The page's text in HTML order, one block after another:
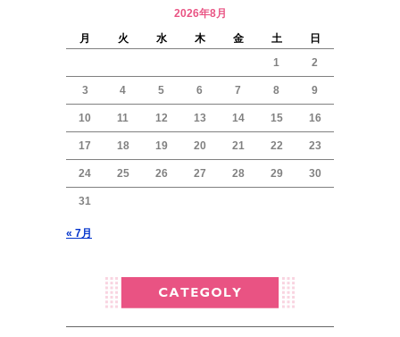
2026年8月
月
火 水 木 金 土
日
1
2
3 4 5 6 7 8 9
10 11 12 13 14 15 16
17 18 19 20 21 22 23
24 25 26 27 28 29 30
31
« 7月